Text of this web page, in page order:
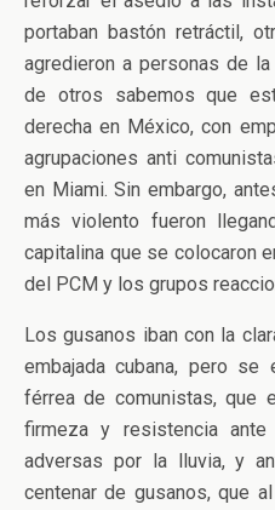
portaban bastón retráctil,
agredieron a personas de
de otros sabemos que
derecha en México, con
agrupaciones anti
en Miami. Sin embargo,
más violento fueron
capitalina que se colocaron
del PCM y los grupos
Los gusanos iban con la
embajada cubana, pero se
férrea de comunistas, que
firmeza y resistencia
adversas por la lluvia, y
centenar de gusanos, que